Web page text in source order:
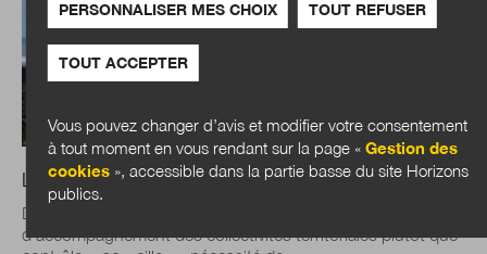
Loi Littoral : un nouvel équilibre à trouver
Déblocage de l’action locale, posture de l’État
d’accompagnement des collectivités territoriales plutôt que
PERSONNALISER MES CHOIX TOUT REFUSER
TOUT ACCEPTER
Vous pouvez changer d’avis et modifier votre consentement
à tout moment en vous rendant sur la page « Gestion des
cookies», accessible dans la partie basse du site Horizons
publics.